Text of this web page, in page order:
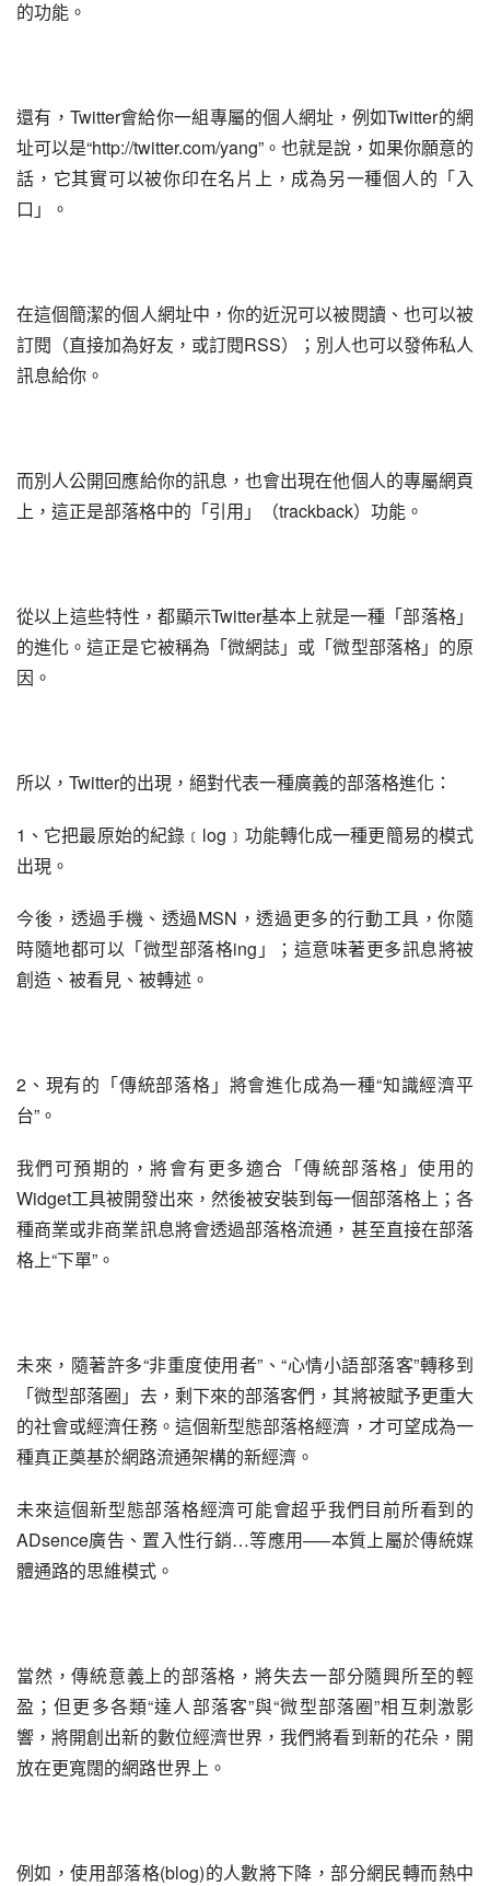
的功能。
還有，Twitter會給你一組專屬的個人網址，例如Twitter的網
址可以是“http://twitter.com/yang”。也就是說，如果你願意的
話，它其實可以被你印在名片上，成為另一種個人的「入
口」。
在這個簡潔的個人網址中，你的近況可以被閱讀、也可以被
訂閱（直接加為好友，或訂閱RSS）；別人也可以發佈私人
訊息給你。
而別人公開回應給你的訊息，也會出現在他個人的專屬網頁
上，這正是部落格中的「引用」（trackback）功能。
從以上這些特性，都顯示Twitter基本上就是一種「部落格」
的進化。這正是它被稱為「微網誌」或「微型部落格」的原
因。
所以，Twitter的出現，絕對代表一種廣義的部落格進化：
1、它把最原始的紀錄﹝log﹞功能轉化成一種更簡易的模式
出現。
今後，透過手機、透過MSN，透過更多的行動工具，你隨
時隨地都可以「微型部落格ing」；這意味著更多訊息將被
創造、被看見、被轉述。
2、現有的「傳統部落格」將會進化成為一種“知識經濟平
台”。
我們可預期的，將會有更多適合「傳統部落格」使用的
Widget工具被開發出來，然後被安裝到每一個部落格上；各
種商業或非商業訊息將會透過部落格流通，甚至直接在部落
格上“下單”。
未來，隨著許多“非重度使用者”、“心情小語部落客”轉移到
「微型部落圈」去，剩下來的部落客們，其將被賦予更重大
的社會或經濟任務。這個新型態部落格經濟，才可望成為一
種真正奠基於網路流通架構的新經濟。
未來這個新型態部落格經濟可能會超乎我們目前所看到的
ADsence廣告、置入性行銷…等應用—–本質上屬於傳統媒
體通路的思維模式。
當然，傳統意義上的部落格，將失去一部分隨興所至的輕
盈；但更多各類“達人部落客”與“微型部落圈”相互刺激影
響，將開創出新的數位經濟世界，我們將看到新的花朵，開
放在更寬闊的網路世界上。
例如，使用部落格(blog)的人數將下降，部分網民轉而熱中